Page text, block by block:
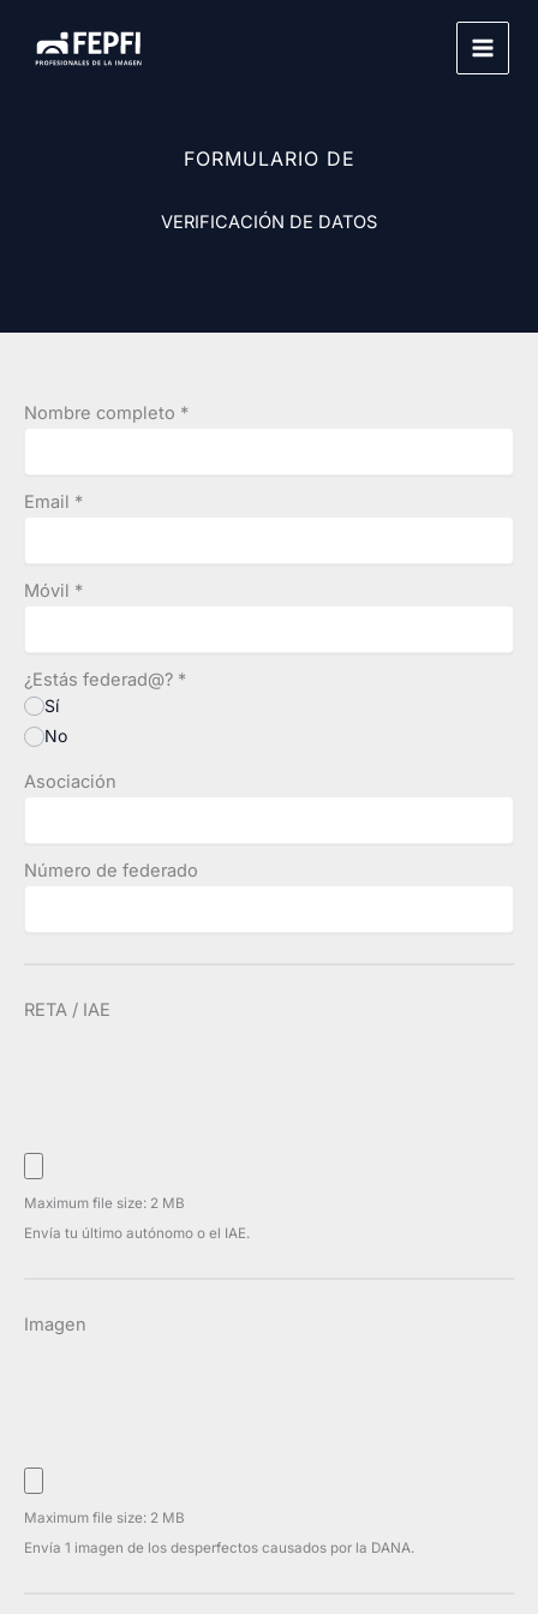
contenido
FORMULARIO DE
VERIFICACIÓN DE DATOS
Nombre completo *
Email *
Móvil *
¿Estás federad@? *
Sí
No
Asociación
Número de federado
RETA / IAE
Maximum file size: 2 MB
Envía tu último autónomo o el IAE.
Imagen
Maximum file size: 2 MB
Envía 1 imagen de los desperfectos causados por la DANA.